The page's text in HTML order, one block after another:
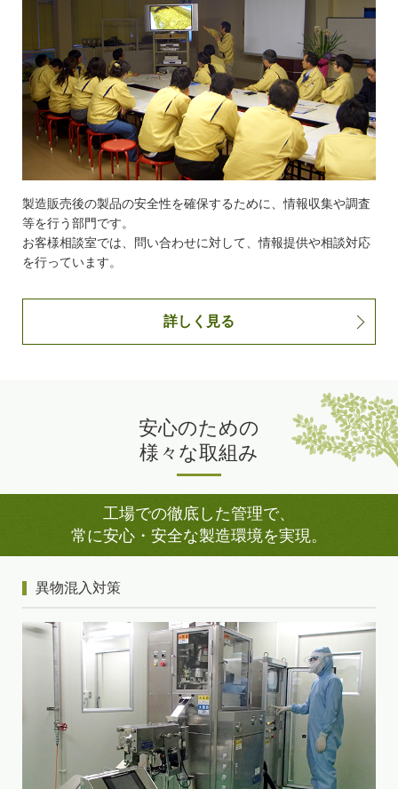
製造販売後の製品の安全性を確保するために、情報収集や調査
等を行う部門です。
お客様相談室では、問い合わせに対して、情報提供や相談対応
を行っています。
詳しく見る
安心のための
様々な取組み
工場での徹底した管理で、
常に安心・安全な製造環境を実現。
異物混入対策